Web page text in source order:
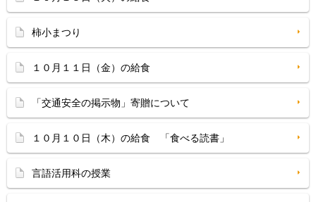
柿小まつり
１０月１１日（金）の給食
「交通安全の掲示物」寄贈について
１０月１０日（木）の給食 「食べる読書」
言語活用科の授業